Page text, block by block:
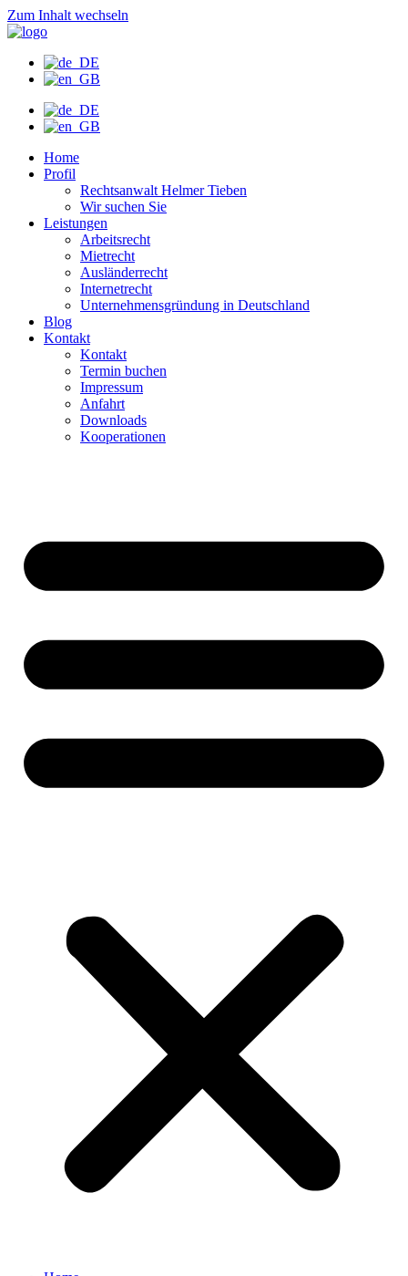
Zum Inhalt wechseln
Home
Profil
Rechtsanwalt Helmer Tieben
Wir suchen Sie
Leistungen
Arbeitsrecht
Mietrecht
Ausländerrecht
Internetrecht
Unternehmensgründung in Deutschland
Blog
Kontakt
Kontakt
Termin buchen
Impressum
Anfahrt
Downloads
Kooperationen